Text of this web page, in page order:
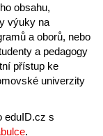
obsahu,
výuky na
a oborů, nebo
a pedagogy
přístup ke
univerzity
eduID.cz s
.